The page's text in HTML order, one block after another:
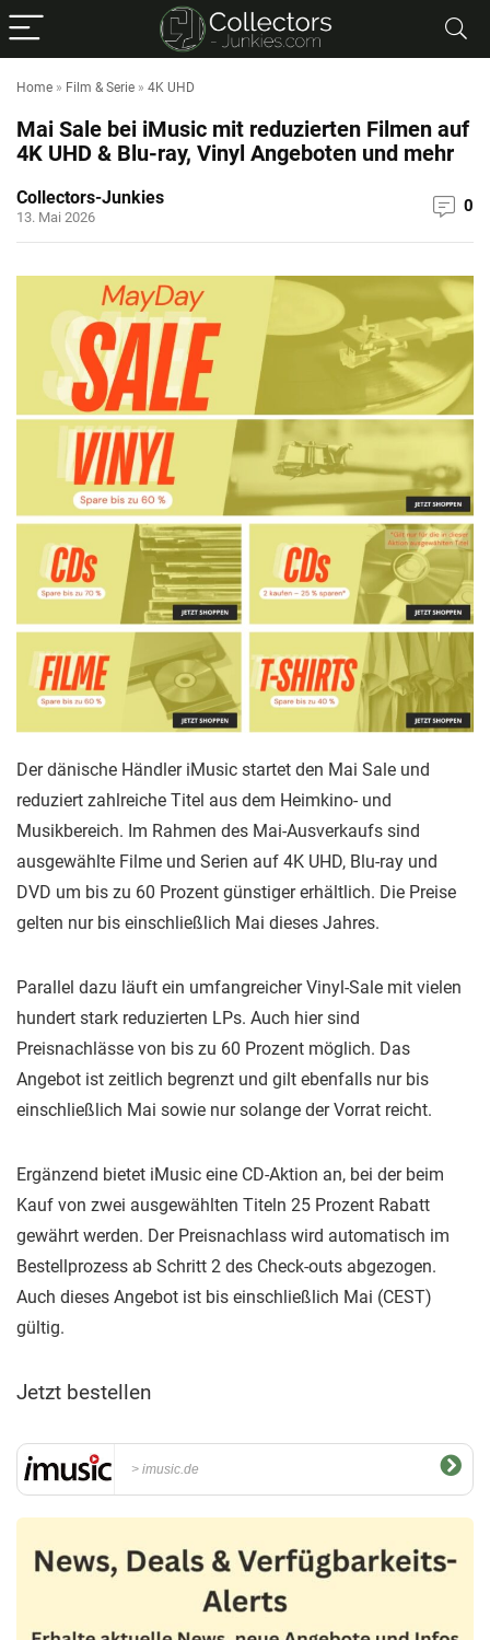
Home » Film & Serie » 4K UHD
Mai Sale bei iMusic mit reduzierten Filmen auf
4K UHD & Blu-ray, Vinyl Angeboten und mehr
Collectors-Junkies
13. Mai 2026
0
Der dänische Händler iMusic startet den Mai Sale und
reduziert zahlreiche Titel aus dem Heimkino- und
Musikbereich. Im Rahmen des Mai-Ausverkaufs sind
ausgewählte Filme und Serien auf 4K UHD, Blu-ray und
DVD um bis zu 60 Prozent günstiger erhältlich. Die Preise
gelten nur bis einschließlich Mai dieses Jahres.
Parallel dazu läuft ein umfangreicher Vinyl-Sale mit vielen
hundert stark reduzierten LPs. Auch hier sind
Preisnachlässe von bis zu 60 Prozent möglich. Das
Angebot ist zeitlich begrenzt und gilt ebenfalls nur bis
einschließlich Mai sowie nur solange der Vorrat reicht.
Ergänzend bietet iMusic eine CD-Aktion an, bei der beim
Kauf von zwei ausgewählten Titeln 25 Prozent Rabatt
gewährt werden. Der Preisnachlass wird automatisch im
Bestellprozess ab Schritt 2 des Check-outs abgezogen.
Auch dieses Angebot ist bis einschließlich Mai (CEST)
gültig.
Jetzt bestellen
imusic.de